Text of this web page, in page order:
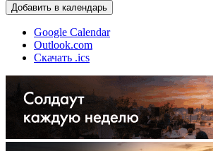
Добавить в календарь
Google Calendar
Outlook.com
Скачать .ics